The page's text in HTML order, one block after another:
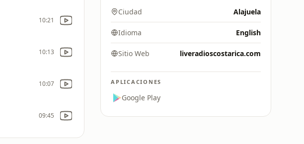
10:21
10:13
10:07
09:45
Ciudad Alajuela
Idioma English
Sitio Web liveradioscostarica.com
APLICACIONES
Google Play